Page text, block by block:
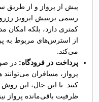
پیش از پرواز و از طریق
رسمی بریتیش ایرویز رزرو
کمتری دارد، بلکه امکان
از استرس‌های مربوط به
می‌کند.
پرداخت در فرودگاه: در
پرواز، مسافران
کنند. با این حال، این روش
ظرفیت باقی‌مانده پرواز